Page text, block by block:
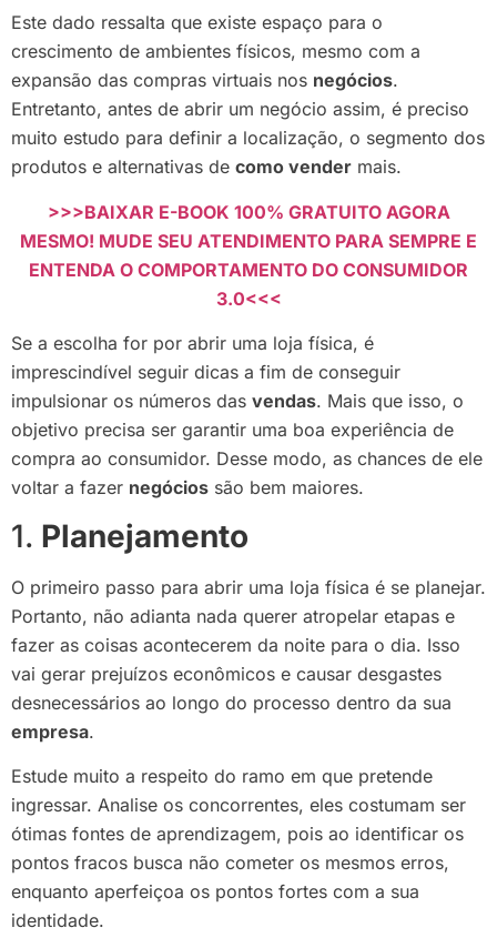
Este dado ressalta que existe espaço para o
crescimento de ambientes físicos, mesmo com a
expansão das compras virtuais nos negócios.
Entretanto, antes de abrir um negócio assim, é preciso
muito estudo para definir a localização, o segmento dos
produtos e alternativas de como vender mais.
>>>BAIXAR E-BOOK 100% GRATUITO AGORA
MESMO! MUDE SEU ATENDIMENTO PARA SEMPRE E
ENTENDA O COMPORTAMENTO DO CONSUMIDOR
3.0<<<
Se a escolha for por abrir uma loja física, é
imprescindível seguir dicas a fim de conseguir
impulsionar os números das vendas. Mais que isso, o
objetivo precisa ser garantir uma boa experiência de
compra ao consumidor. Desse modo, as chances de ele
voltar a fazer negócios são bem maiores.
1. Planejamento
O primeiro passo para abrir uma loja física é se planejar.
Portanto, não adianta nada querer atropelar etapas e
fazer as coisas acontecerem da noite para o dia. Isso
vai gerar prejuízos econômicos e causar desgastes
desnecessários ao longo do processo dentro da sua
empresa.
Estude muito a respeito do ramo em que pretende
ingressar. Analise os concorrentes, eles costumam ser
ótimas fontes de aprendizagem, pois ao identificar os
pontos fracos busca não cometer os mesmos erros,
enquanto aperfeiçoa os pontos fortes com a sua
identidade.